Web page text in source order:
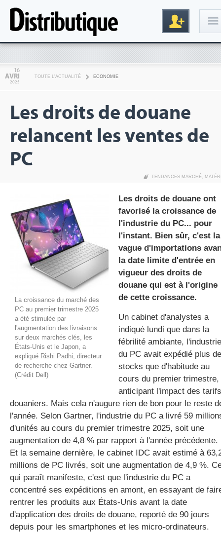
gratuite
16
AVRI
2025
TOUTE L'ACTUALITÉ ECONOMIE
Les droits de douane
relancent les ventes de
PC
TENDANCES MARCHÉ,
La croissance du marché des
PC au premier trimestre 2025
a été stimulée par
l'augmentation des livraisons
sur deux marchés clés, les
États-Unis et le Japon, a
expliqué Rishi Padhi, directeur
de recherche chez Gartner.
(Crédit Dell)
Les droits de douane ont
favorisé la croissance de
l'industrie du PC... pour
l'instant. Bien sûr, c'est la
vague d'importations
la date limite d'entrée en
vigueur des droits de
douane qui est à l'origine
de cette croissance.
Un cabinet d'analystes a
indiqué lundi que dans la
fébrilité ambiante, l'industrie
du PC avait expédié plus de
stocks que d'habitude au
cours du premier trimestre,
anticipant l'impact des tarifs
douaniers. Mais cela n'augure rien de bon pour le reste
l'année. Selon Gartner, l'industrie du PC a livré 59
d'unités au cours du premier trimestre 2025, soit une
augmentation de 4,8 % par rapport à l'année précédente.
Et la semaine dernière, le cabinet IDC avait estimé à
millions de PC livrés, soit une augmentation de 4,9 %.
qui paraît manifeste, c'est que l'industrie du PC a
concentré ses expéditions en amont, en essayant de
rentrer les produits aux États-Unis avant la date
d'application des droits de douane, reporté de 90 jours
depuis pour les smartphones et les micro-ordinateurs.